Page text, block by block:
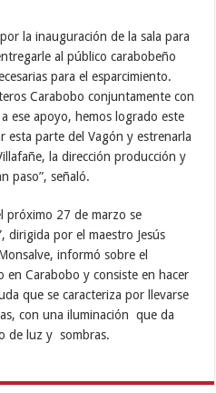
la inauguración de la sala para
al público carabobeño
para el esparcimiento.
Carabobo conjuntamente con
ese apoyo, hemos logrado este
esta parte del Vagón y estrenarla
la dirección producción y
paso”, señaló.
próximo 27 de marzo se
dirigida por el maestro Jesús
informó sobre el
Carabobo y consiste en hacer
que se caracteriza por llevarse
con una iluminación que da
de luz y sombras.